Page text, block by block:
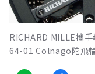
RICHARD MILLE攜
64-01 Colnago陀飛